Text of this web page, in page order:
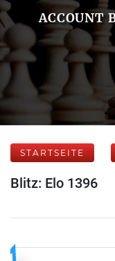
ACCOUNT
STARTSEITE
Blitz: Elo 1396